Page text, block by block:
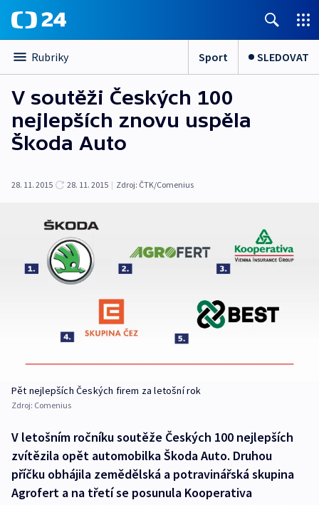
Rubriky Sport SLEDOVAT
V soutěži Českých 100
nejlepších znovu uspěla
Škoda Auto
28. 11. 2015 28. 11. 2015 | Zdroj: ČTK/Comenius
Pět nejlepších Českých firem za letošní rok
Zdroj: Comenius
V letošním ročníku soutěže Českých 100 nejlepších
zvítězila opět automobilka Škoda Auto. Druhou
příčku obhájila zemědělská a potravinářská skupina
Agrofert a na třetí se posunula Kooperativa